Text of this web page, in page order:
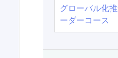
グローバル化
ーダーコース